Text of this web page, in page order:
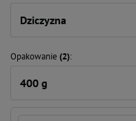
Dziczyzna
Opakowanie (2)
400 g